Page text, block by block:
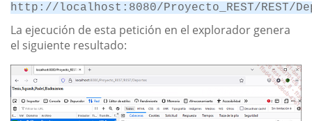
http://localhost:8080/Proyecto_REST/REST/
La ejecución de esta petición en el explorador genera
el siguiente resultado: